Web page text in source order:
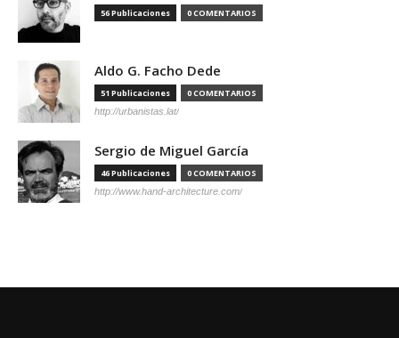
56 Publicaciones 0 COMENTARIOS
Aldo G. Facho Dede
51 Publicaciones 0 COMENTARIOS
http://urbanistas.lat/
Sergio de Miguel García
46 Publicaciones 0 COMENTARIOS
http://www.hand-architecture.com/